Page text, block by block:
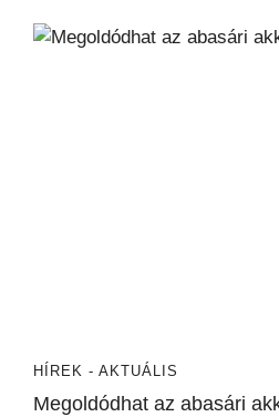
HÍREK - AKTUÁLIS
Megoldódhat az abasári